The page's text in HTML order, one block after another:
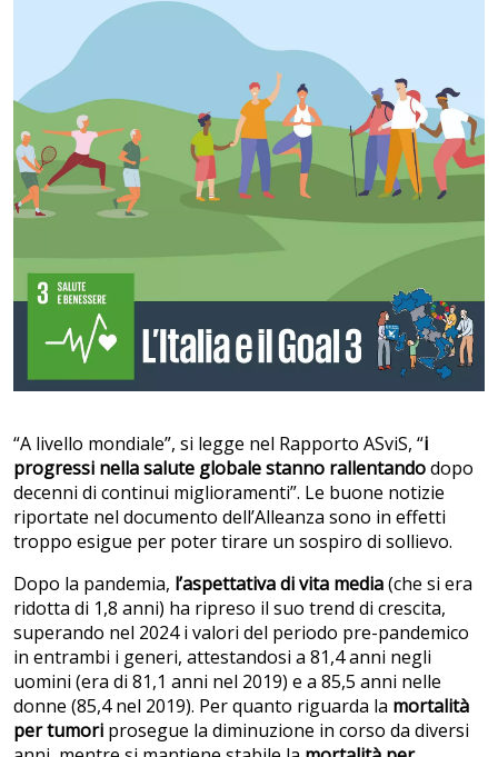
“A livello mondiale”, si legge nel Rapporto ASviS, “i
progressi nella salute globale stanno rallentandodopo
decenni di continui miglioramenti”. Le buone notizie
riportate nel documento dell’Alleanza sono in effetti
troppo esigue per poter tirare un sospiro di sollievo.
Dopo la pandemia, l’aspettativa di vita media(che si era
ridotta di 1,8 anni) ha ripreso il suo trend di crescita,
superando nel 2024 i valori del periodo pre-pandemico
in entrambi i generi, attestandosi a 81,4 anni negli
uomini (era di 81,1 anni nel 2019) e a 85,5 anni nelle
donne (85,4 nel 2019). Per quanto riguarda la mortalità
per tumori prosegue la diminuzione in corso da diversi